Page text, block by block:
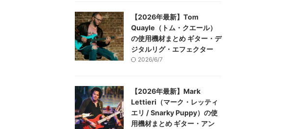
【2026年最新】Tom
Quayle（トム・クエール）
の使用機材まとめ ギター・デ
ジタルリグ・エフェクター
2026/6/7
【2026年最新】Mark
Lettieri（マーク・レッティ
エリ / Snarky Puppy）の使
用機材まとめ ギター・アン